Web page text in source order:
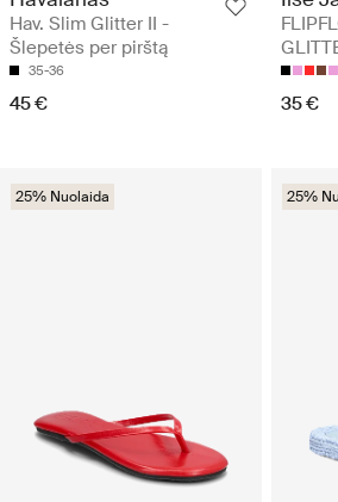
Hav. Slim Glitter II -
Šlepetės per pirštą
35-36
45 € 35 €
25% Nuolaida 25%